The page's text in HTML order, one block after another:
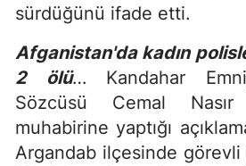
sürdüğünü ifade etti.
Afganistan'da kadın
2 ölü… Kandahar
Sözcüsü Cemal
muhabirine yaptığı
Argandab ilçesinde görevli